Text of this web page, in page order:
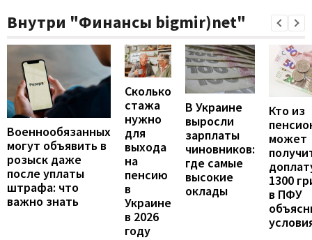
Внутри "Финансы bigmir)net"
Военнообязанных
могут объявить в
розыск даже
после уплаты
штрафа: что
важно знать
Сколько
стажа
нужно
для
выхода
на
пенсию
в
Украине
в 2026
году
В Украине
выросли
зарплаты
чиновников:
где самые
высокие
оклады
Кто из
может
1300
в ПФУ